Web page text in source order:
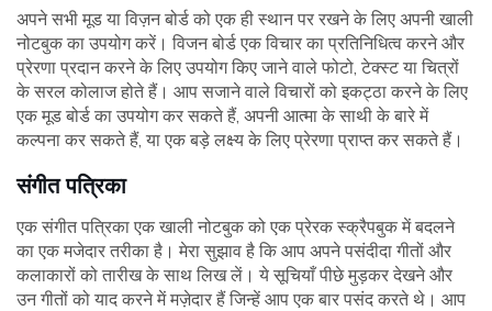
अपने सभी मूड या विज़न बोर्ड को एक ही स्थान पर रखने के लिए अपनी खाली
नोटबुक का उपयोग करें। विजन बोर्ड एक विचार का प्रतिनिधित्व करने और
प्रेरणा प्रदान करने के लिए उपयोग किए जाने वाले फोटो, टेक्स्ट या चित्रों
के सरल कोलाज होते हैं। आप सजाने वाले विचारों को इकट्ठा करने के लिए
एक मूड बोर्ड का उपयोग कर सकते हैं, अपनी आत्मा के साथी के बारे में
कल्पना कर सकते हैं, या एक बड़े लक्ष्य के लिए प्रेरणा प्राप्त कर सकते हैं।
संगीत पत्रिका
एक संगीत पत्रिका एक खाली नोटबुक को एक प्रेरक स्क्रैपबुक में बदलने
का एक मजेदार तरीका है। मेरा सुझाव है कि आप अपने पसंदीदा गीतों और
कलाकारों को तारीख के साथ लिख लें। ये सूचियाँ पीछे मुड़कर देखने और
उन गीतों को याद करने में मज़ेदार हैं जिन्हें आप एक बार पसंद करते थे। आप